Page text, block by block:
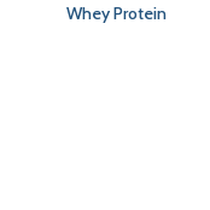
Whey Protein